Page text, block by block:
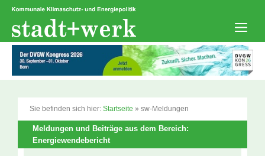
Zum
springen
Sie befinden sich hier: Startseite » sw-Meldungen
Meldungen und Beiträge aus dem Bereich:
Energiewendebericht